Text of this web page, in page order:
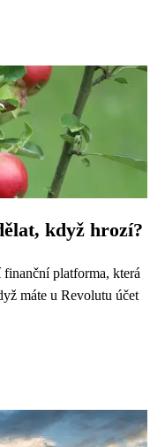
když hrozí?
platforma, která
máte u Revolutu účet